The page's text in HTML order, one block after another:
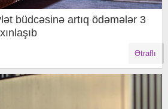
büdcəsinə artıq ödəmələr 3
Ətraflı